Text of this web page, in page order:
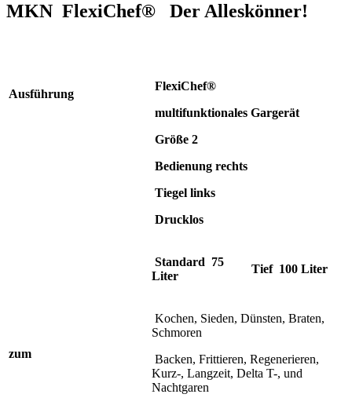
MKN FlexiChef® Der Alleskönner!
Ausführung
FlexiChef®
multifunktionales Gargerät
Größe 2
Bedienung rechts
Tiegel links
Drucklos
Standard 75
Liter
Tief 100 Liter
zum
Kochen, Sieden, Dünsten, Braten,
Schmoren
Backen, Frittieren, Regenerieren,
Kurz-, Langzeit, Delta T-, und
Nachtgaren